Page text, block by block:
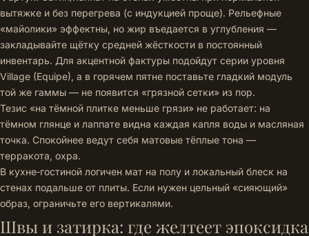
вытяжке и без перегрева (с индукцией проще). Рельефные
«майолики» эффектны, но жир въедается в углубления —
закладывайте щётку средней жёсткости в постоянный
инвентарь. Для акцентной фактуры подойдут серии уровня
Village (Equipe), а в горячем пятне поставьте гладкий модуль
той же гаммы — не появится «грязной сетки» из пор.
Тезис «на тёмной плитке меньше грязи» не работает: на
тёмном глянце и лаппате видна каждая капля воды и масляная
точка. Спокойнее ведут себя матовые тёплые тона —
терракота, охра.
В кухне‑гостиной логичен мат на полу и локальный блеск на
стенах подальше от плиты. Если нужен цельный «сияющий»
образ, ограничьте его вертикалями.
Швы и затирка: где желтеет эпоксидка